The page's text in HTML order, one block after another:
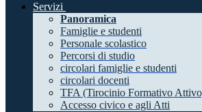
Servizi
Panoramica
Famiglie e studenti
Personale scolastico
Percorsi di studio
circolari famiglie e studenti
circolari docenti
TFA (Tirocinio Formativo
Accesso civico e agli Atti